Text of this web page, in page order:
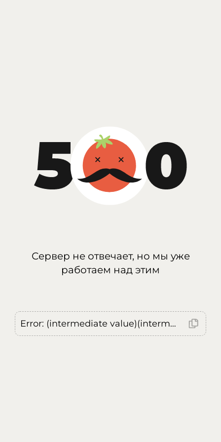
Сервер не отвечает, но мы уже
работаем над этим
Error: (intermediate value)(intermediate value)(intermediate value).replaceAll is not a function